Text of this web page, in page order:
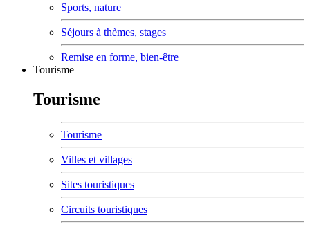
Sports, nature
Séjours à thèmes, stages
Remise en forme, bien-être
Tourisme
Tourisme
Tourisme
Villes et villages
Sites touristiques
Circuits touristiques